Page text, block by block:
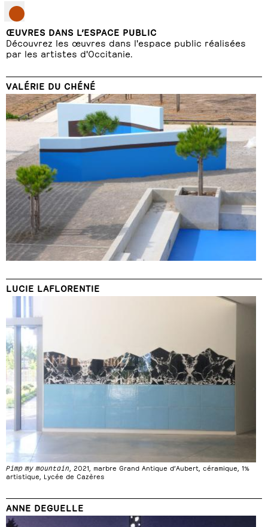
ŒUVRES DANS L’ESPACE PUBLIC
Découvrez les œuvres dans l'espace public réalisées
par les artistes d'Occitanie.
VALÉRIE DU CHÉNÉ
LUCIE LAFLORENTIE
Pimp my mountain, 2021, marbre Grand Antique d’Aubert, céramique, 1%
artistique, Lycée de Cazères
ANNE DEGUELLE